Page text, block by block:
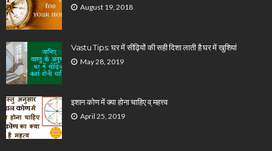
August 19, 2018
Vastu Tips: घर में सीढ़ियों की सही दिशा लाती है घर में खुशियां
May 28, 2019
इशान कोण में क्या होना चाहिए व् महत्त्व
April 25, 2019